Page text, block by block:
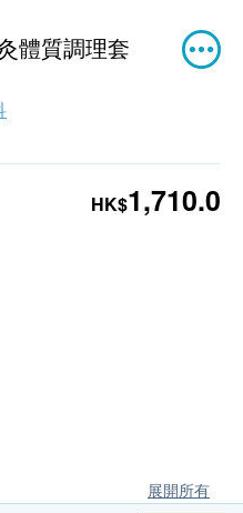
體質調理套
HK$1,710.0
展開所有